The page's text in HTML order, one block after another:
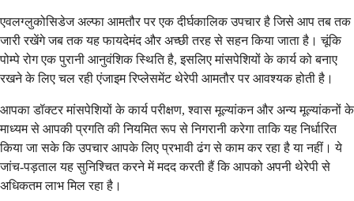
एवलग्लुकोसिडेज अल्फा आमतौर पर एक दीर्घकालिक उपचार है जिसे आप तब तक
जारी रखेंगे जब तक यह फायदेमंद और अच्छी तरह से सहन किया जाता है। चूंकि
पोम्पे रोग एक पुरानी आनुवंशिक स्थिति है, इसलिए मांसपेशियों के कार्य को बनाए
रखने के लिए चल रही एंजाइम रिप्लेसमेंट थेरेपी आमतौर पर आवश्यक होती है।
आपका डॉक्टर मांसपेशियों के कार्य परीक्षण, श्वास मूल्यांकन और अन्य मूल्यांकनों के
माध्यम से आपकी प्रगति की नियमित रूप से निगरानी करेगा ताकि यह निर्धारित
किया जा सके कि उपचार आपके लिए प्रभावी ढंग से काम कर रहा है या नहीं। ये
जांच-पड़ताल यह सुनिश्चित करने में मदद करती हैं कि आपको अपनी थेरेपी से
अधिकतम लाभ मिल रहा है।